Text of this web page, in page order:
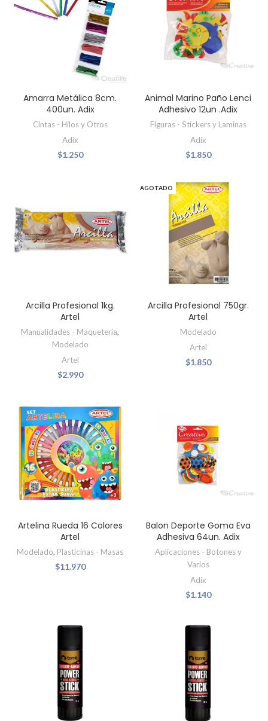
Amarra Metálica 8cm.
400un. Adix
Cintas - Hilos y Otros
Adix
$1.250
Animal Marino Paño Lenci
Adhesivo 12un .Adix
Figuras - Stickers y Laminas
Adix
$1.850
Arcilla Profesional 1kg.
Artel
Manualidades - Maqueteria,
Modelado
Artel
$2.990
AGOTADO
Arcilla Profesional 750gr.
Artel
Modelado
Artel
$1.850
Artelina Rueda 16 Colores
Artel
Modelado, Plasticinas - Masas
$11.970
Balon Deporte Goma Eva
Adhesiva 64un. Adix
Aplicaciones - Botones y
Varios
Adix
$1.140